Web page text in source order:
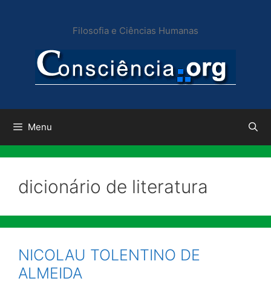
conteúdo
Filosofia e Ciências Humanas
Menu
dicionário de literatura
NICOLAU TOLENTINO DE
ALMEIDA